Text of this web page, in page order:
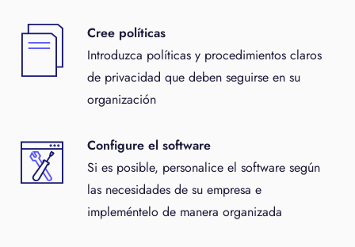
Cree políticas
Introduzca políticas y procedimientos claros
de privacidad que deben seguirse en su
organización
Configure el software
Si es posible, personalice el software según
las necesidades de su empresa e
impleméntelo de manera organizada